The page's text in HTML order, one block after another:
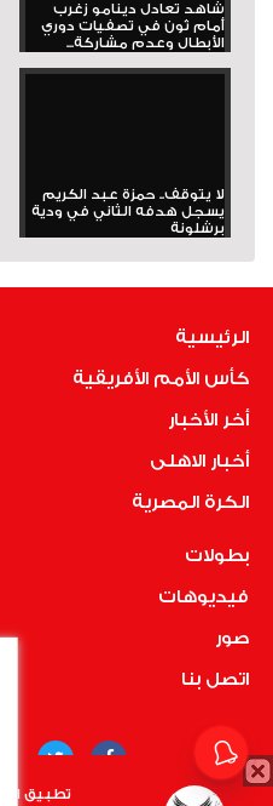
شاهد تعادل دينامو زغرب
أمام ثون في تصفيات دوري
الأبطال وعدم مشاركة...
لا يتوقف.. حمزة عبد الكريم
يسجل هدفه الثاني في ودية
برشلونة
الرئيسية
كأس الأمم الأفريقية
أخر الأخبار
أخبار الاهلى
الكرة المصرية
بطولات
فيديوهات
صور
اتصل بنا
تطبيق